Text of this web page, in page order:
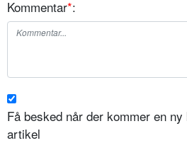
Kommentar*:
Få besked når der kommer en
artikel